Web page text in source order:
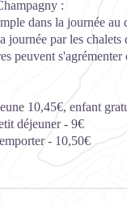
:
dans la journée au
journée par les
peuvent
10,45€, enfant
déjeuner - 9€
- 10,50€